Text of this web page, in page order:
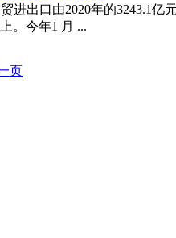
进出口由2020年的3243.1
。今年1 月 ...
页